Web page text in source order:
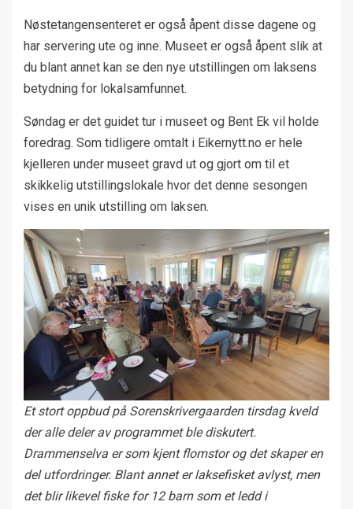
Nøstetangensenteret er også åpent disse dagene og
har servering ute og inne. Museet er også åpent slik at
du blant annet kan se den nye utstillingen om laksens
betydning for lokalsamfunnet.
Søndag er det guidet tur i museet og Bent Ek vil holde
foredrag. Som tidligere omtalt i Eikernytt.no er hele
kjelleren under museet gravd ut og gjort om til et
skikkelig utstillingslokale hvor det denne sesongen
vises en unik utstilling om laksen.
Et stort oppbud på Sorenskrivergaarden tirsdag kveld
der alle deler av programmet ble diskutert.
Drammenselva er som kjent flomstor og det skaper en
del utfordringer. Blant annet er laksefisket avlyst, men
det blir likevel fiske for 12 barn som et ledd i